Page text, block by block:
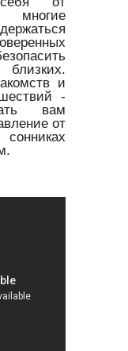
многие
и
-
вам
от